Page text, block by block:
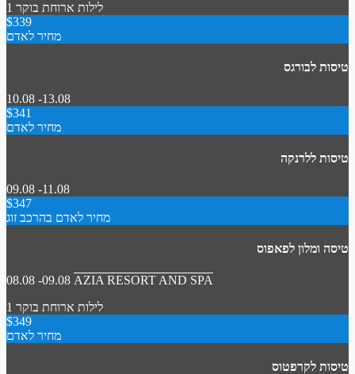
1 לילות ארוחת בוקר
$339
מחיר לאדם
טיסות לבורגס
10.08 -13.08
$341
מחיר לאדם
טיסות ללרנקה
09.08 -11.08
$347
מחיר לאדם בהרכב זוג
טיסה ומלון לפאפוס
08.08 -09.08 AZIA RESORT AND SPA
1 לילות ארוחת בוקר
$349
מחיר לאדם
טיסות לקרפטוס